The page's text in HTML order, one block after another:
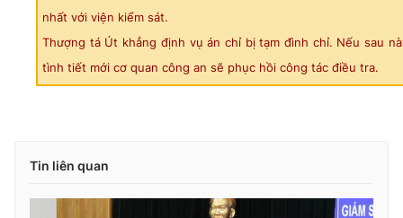
nhất với viện kiểm sát.
Thượng tá Út khẳng định vụ án chỉ bị tạm đình chỉ. Nếu sau
tình tiết mới cơ quan công an sẽ phục hồi công tác điều tra.
Tin liên quan